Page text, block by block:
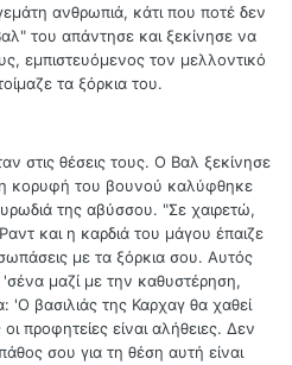
ανθρωπιά, κάτι που ποτέ δεν
του απάντησε και ξεκίνησε να
εμπιστευόμενος τον μελλοντικό
τα ξόρκια του.
στις θέσεις τους. Ο Βαλ ξεκίνησε
κορυφή του βουνού καλύφθηκε
της αβύσσου. "Σε χαιρετώ,
και η καρδιά του μάγου έπαιζε
με τα ξόρκια σου. Αυτός
μαζί με την καθυστέρηση,
βασιλιάς της Καρχαγ θα χαθεί
προφητείες είναι αλήθειες. Δεν
σου για τη θέση αυτή είναι